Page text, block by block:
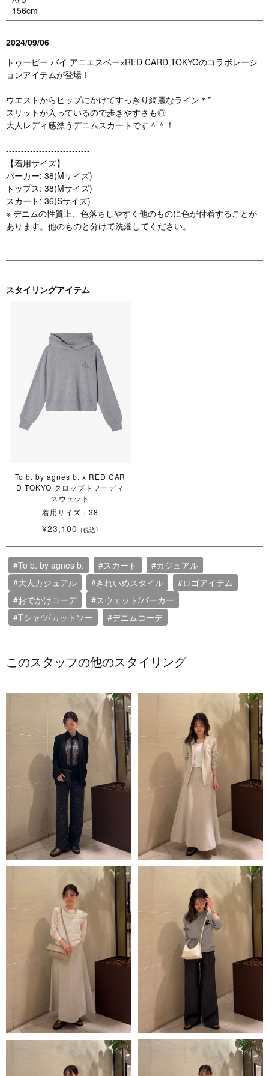
156cm
2024/09/06
トゥービー バイ アニエスベー×RED CARD TOKYOのコラボレーシ
ョンアイテムが登場！
ウエストからヒップにかけてすっきり綺麗なライン＊*
スリットが入っているので歩きやすさも◎
大人レディ感漂うデニムスカートです＾＾！
----------------------------
【着用サイズ】
パーカー: 38(Mサイズ)
トップス: 38(Mサイズ)
スカート: 36(Sサイズ)
※ デニムの性質上、色落ちしやすく他のものに色が付着することが
あります。他のものと分けて洗濯してください。
----------------------------
スタイリングアイテム
To b. by agnes b. x RED CAR
D TOKYO クロップドフーディ
スウェット
着用サイズ：38
¥23,100 (税込)
#To b. by agnes b. #スカート
#カジュアル
#大人カジュアル
#きれいめスタイル
#ロゴアイテム
#おでかけコーデ
#スウェット/パーカー
#Tシャツ/カットソー
#デニムコーデ
このスタッフの他のスタイリング